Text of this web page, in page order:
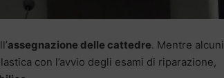
assegnazione delle cattedre. Mentre alcuni
con l’avvio degli esami di riparazione,